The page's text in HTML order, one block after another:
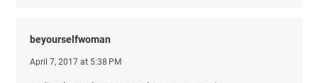
beyourselfwoman
April 7, 2017 at 5:38 PM